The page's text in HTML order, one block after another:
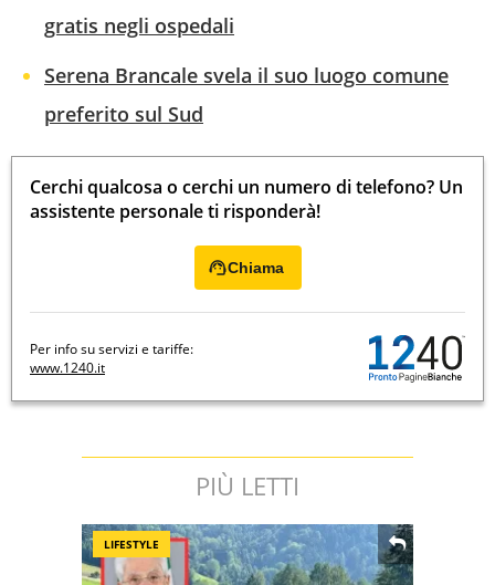
gratis negli ospedali
Serena Brancale svela il suo luogo comune
preferito sul Sud
Cerchi qualcosa o cerchi un numero di telefono? Un
assistente personale ti risponderà!
Chiama
Per info su servizi e tariffe:
www.1240.it
PIÙ LETTI
LIFESTYLE